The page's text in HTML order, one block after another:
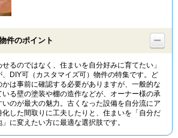
物件特集から
TOP
件のポイント
せるのではなく、住まいを自分好みに育てたい」
、DIY可（カスタマイズ可）物件の特集です。ど
は事前に確認する必要がありますが、一般的な
る壁の塗装や棚の造作などが、オーナー様の承
のが最大の魅力。古くなった設備を自分流にア
化した間取りに工夫したりと、住まいを「自分だ
に変えたい方に最適な選択肢です。